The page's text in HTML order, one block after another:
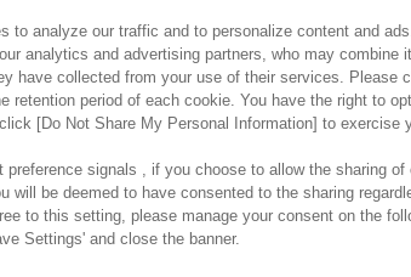
食品のご提供について カスタマーハラスメ
to analyze our traffic and to personalize content and
analytics and advertising partners, who may combine
have collected from your use of their services. Please
retention period of each cookie. You have the right to
[Do Not Share My Personal Information] to exercise
signals , if you choose to allow the sharing of
will be deemed to have consented to the sharing
to this setting, please manage your consent on the
Settings' and close the banner.